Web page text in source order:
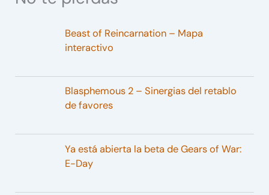
Beast of Reincarnation – Mapa
interactivo
Blasphemous 2 – Sinergias del retablo
de favores
Ya está abierta la beta de Gears of War:
E-Day